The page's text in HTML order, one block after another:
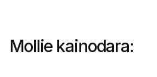
Mollie kainodara: